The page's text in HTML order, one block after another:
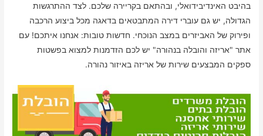
בהיבט האינדיבידואלי, ובהתאם בקריירה שלכם. לצד ההתרגשות
הגדולה, יש גם עוברי דירה המתבטאים בדאגה מכל ביצוע הרכבה
ופירוק של האביזרים במצב הנוכחי. חדשות טובות: אנחנו איתכם! עם
אתר "אריזה והובלה בנהורה" יש לכם הזדמנות למצוא בפשטות
ספקים המבצעים שירות של אריזה באיזור נהורה.